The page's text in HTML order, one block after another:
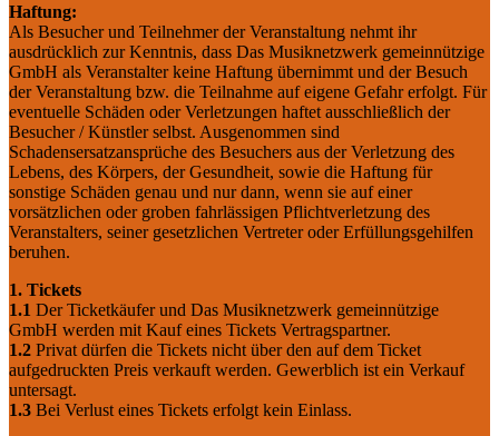
Haftung:
Als Besucher und Teilnehmer der Veranstaltung nehmt ihr
ausdrücklich zur Kenntnis, dass Das Musiknetzwerk gemeinnützige
GmbH als Veranstalter keine Haftung übernimmt und der Besuch
der Veranstaltung bzw. die Teilnahme auf eigene Gefahr erfolgt. Für
eventuelle Schäden oder Verletzungen haftet ausschließlich der
Besucher / Künstler selbst. Ausgenommen sind
Schadensersatzansprüche des Besuchers aus der Verletzung des
Lebens, des Körpers, der Gesundheit, sowie die Haftung für
sonstige Schäden genau und nur dann, wenn sie auf einer
vorsätzlichen oder groben fahrlässigen Pflichtverletzung des
Veranstalters, seiner gesetzlichen Vertreter oder Erfüllungsgehilfen
beruhen.
1. Tickets
1.1 Der Ticketkäufer und Das Musiknetzwerk gemeinnützige
GmbH werden mit Kauf eines Tickets Vertragspartner.
1.2 Privat dürfen die Tickets nicht über den auf dem Ticket
aufgedruckten Preis verkauft werden. Gewerblich ist ein Verkauf
untersagt.
1.3 Bei Verlust eines Tickets erfolgt kein Einlass.